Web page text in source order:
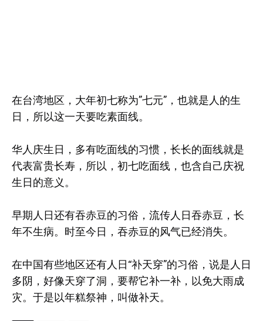
在台湾地区，大年初七称为”七元”，也就是人的生
日，所以这一天要吃素面线。
华人庆生日，多有吃面线的习惯，长长的面线就是
代表富贵长寿，所以，初七吃面线，也含自己庆祝
生日的意义。
早期人日还有吞赤豆的习俗，流传人日吞赤豆，长
年不生病。时至今日，吞赤豆的风气已经消失。
在中国有些地区还有人日“补天穿”的习俗，说是人日
多阴，好像天穿了洞，要帮它补一补，以免大雨成
灾。于是以年糕祭神，叫做补天。